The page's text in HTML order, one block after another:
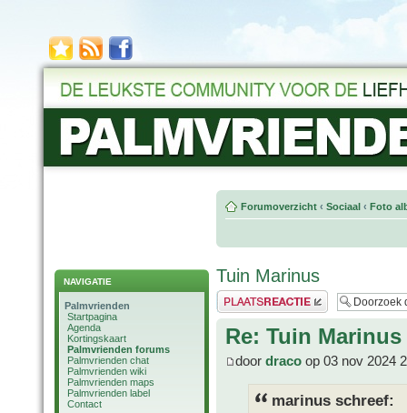
NAVIGATIE
Palmvrienden
Startpagina
Agenda
Kortingskaart
Palmvrienden forums
Palmvrienden chat
Palmvrienden wiki
Palmvrienden maps
Palmvrienden label
Contact
Forumoverzicht ‹ Sociaal ‹ Foto
Tuin Marinus
Plaats een reactie
Re: Tuin Marinus
door draco op 03 nov 2024
marinus schreef: